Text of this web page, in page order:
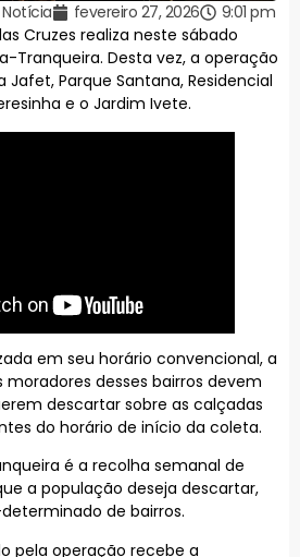
fevereiro 27, 2026
9:01 pm
Cruzes realiza neste sábado
Tranqueira. Desta vez, a operação
Parque Santana, Residencial
e o Jardim Ivete.
em seu horário convencional, a
moradores desses bairros devem
descartar sobre as calçadas
do horário de início da coleta.
é a recolha semanal de
a população deseja descartar,
de bairros.
pela operação recebe a